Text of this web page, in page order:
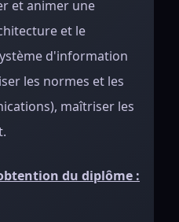
et animer une
et le
d'information
les normes et les
maîtriser les
du diplôme :